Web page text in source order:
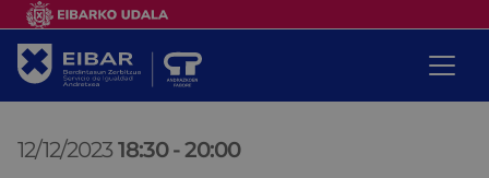
12/12/2023 18:30 -20:00